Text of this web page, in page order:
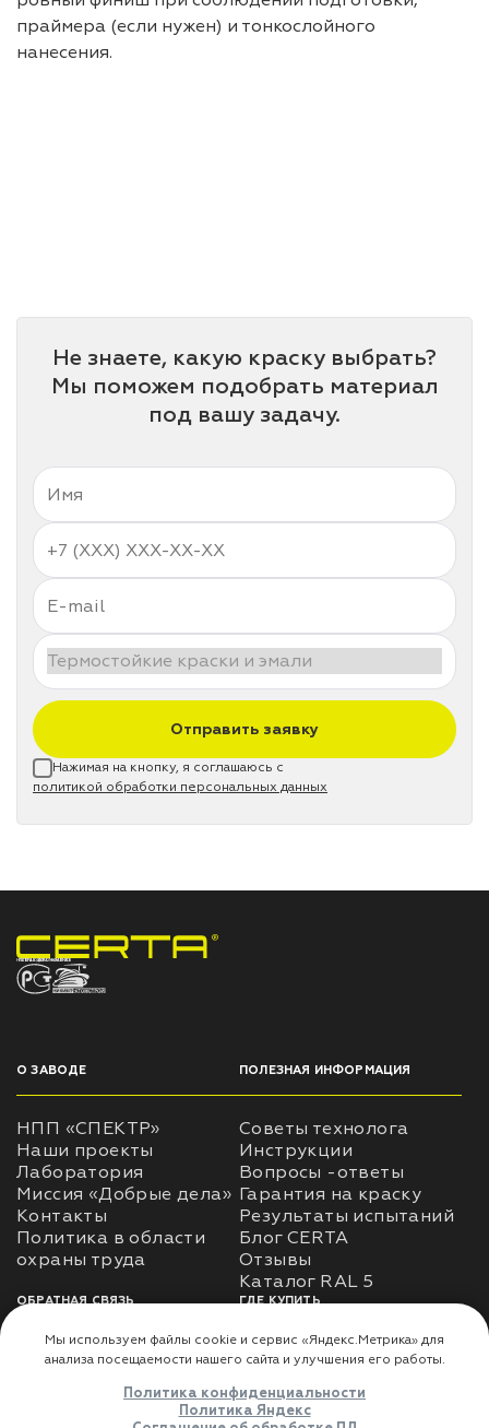
праймера (если нужен) и тонкослойного
нанесения.
Не знаете, какую краску выбрать?
Мы поможем подобрать материал
под вашу задачу.
Отправить заявку
Нажимая на кнопку, я соглашаюсь с
политикой обработки персональных данных
НПП «СПЕКТР» ЗАВОД ЛАКОКРАСОЧНЫХ МАТЕРИАЛОВ
О ЗАВОДЕ
НПП «СПЕКТР»
Наши проекты
Лаборатория
Миссия «Добрые дела»
Контакты
Политика в области
ПОЛЕЗНАЯ ИНФОРМАЦИЯ
Советы технолога
Инструкции
Вопросы -ответы
Гарантия на краску
Результаты испытаний
Блог CERTA
Отзывы
Каталог RAL 5
ОБРАТНАЯ СВЯЗЬ
Использование
использования личных
ГДЕ КУПИТЬ
Доставка
Где купить